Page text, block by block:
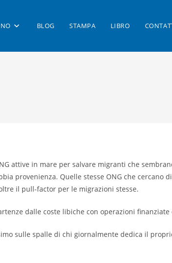
BLOG STAMPA LIBRO
attive in mare per salvare migranti che
provenienza. Quelle stesse ONG che cercano
il pull-factor per le migrazioni stesse.
dalle coste libiche con operazioni
sulle spalle di chi giornalmente dedica il